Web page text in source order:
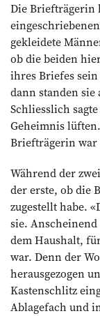
Die Briefträgerin
gekleidete
ob die beiden
ihres Briefes
dann standen
Schliesslich
Geheimnis
Briefträgerin
Während der
der erste, ob die
zugestellt habe.
sie.
dem Haushalt,
war. Denn der
herausgezogen
Kastenschlitz
Ablagefach und